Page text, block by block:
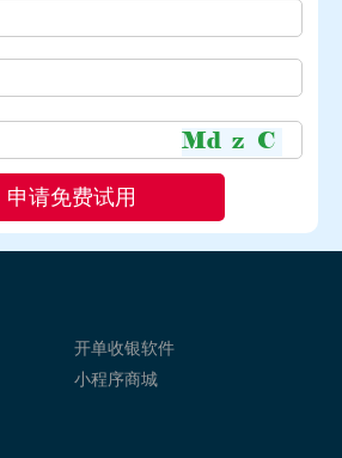
开单收银软件
小程序商城